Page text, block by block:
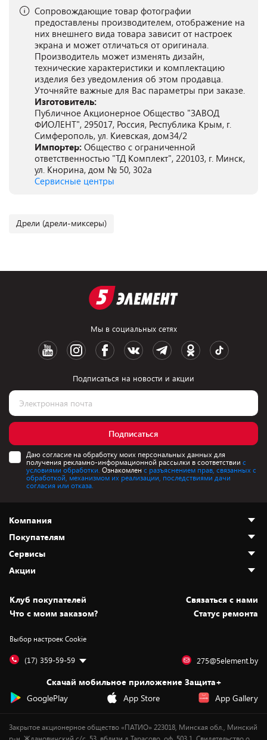
Сопровождающие товар фотографии
предоставлены производителем, отображение на
них внешнего вида товара зависит от настроек
экрана и может отличаться от оригинала.
Производитель может изменять дизайн,
технические характеристики и комплектацию
изделия без уведомления об этом продавца.
Уточняйте важные для Вас параметры при заказе.
Изготовитель:
Публичное Акционерное Общество "ЗАВОД
ФИОЛЕНТ", 295017, Россия, Республика Крым, г.
Симферополь, ул. Киевская, дом34/2
Импортер: Общество с ограниченной
ответственностью "ТД Комплект", 220103, г. Минск,
ул. Кнорина, дом № 50, 302а
Сервисные центры
Дрели (дрели-миксеры)
Мы в социальных сетях
Подписаться на новости и акции
Подписаться
Даю согласие на обработку моих персональных данных для
получения рекламно-информационной рассылки в соответствии с
условиями обработки. Ознакомлен с разъяснением прав, связанных с
обработкой, механизмом их реализации, последствиями дачи
согласия или отказа.
Компания
О нас
Адреса магазинов
Новости
Статьи и обзоры
Вакансии
Дай пять добру!
Покупателям
Как сделать заказ
Оплата и доставка
Безналичный расчёт
Обмен и возврат товара
Обработка персональных данных
Подарочные карты
Сервисы
Установка техники
Для игровых консолей
Для мобильных устройств
Для компьютеров
Сервисные центры
Акции
Скидки и промокоды
Белорусские товары
Бонусы
Оплата частями
Новинки
Клуб покупателей
Cвязаться с нами
Что с моим заказом?
Статус ремонта
Выбор настроек Cookie
(17) 359-59-59 275@5element.by
Скачай мобильное приложение Защита+
GooglePlay
App Store App Gallery
Закрытое акционерное общество «ПАТИО» 223018, Минская обл., Минский